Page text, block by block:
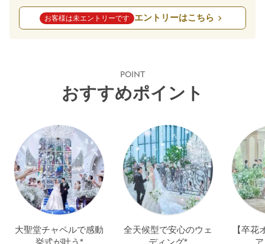
お客様は未エントリーです エントリーはこちら
POINT
おすすめポイント
大聖堂チャペルで感動
全天候型で安心のウェ
【卒花